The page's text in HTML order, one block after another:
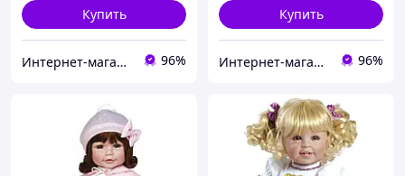
Купить
Интернет-магазин "Pegas" 96%
Купить
Интернет-магазин "Pegas" 96%